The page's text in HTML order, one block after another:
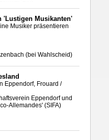
'Lustigen Musikanten'
Musiker präsentieren
(bei Wahlscheid)
Eppendorf, Frouard /
Eppendorf und
Allemandes' (SIFA)